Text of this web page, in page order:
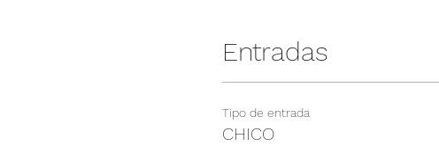
Entradas
Tipo de entrada
CHICO